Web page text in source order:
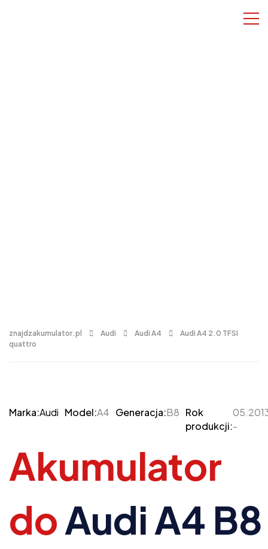
znajdzakumulator.pl Audi Audi A4
Audi A4 2.0 TFSI
quattro
Marka:Audi Model:A4 Generacja:B8 Rok
produkcji:-
Akumulator
doAudi A4 B8